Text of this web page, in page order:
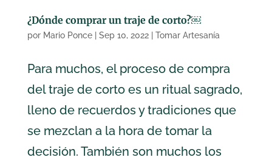
¿Dónde comprar un traje de corto?￼
por Mario Ponce| Sep 10, 2022| Tomar Artesanía
Para muchos, el proceso de compra
del traje de corto es un ritual sagrado,
lleno de recuerdos y tradiciones que
se mezclan a la hora de tomar la
decisión. También son muchos los